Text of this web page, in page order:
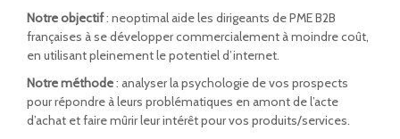
Notre objectif: neoptimal aide les dirigeants de PME B2B
françaises à se développer commercialement à moindre coût,
en utilisant pleinement le potentiel d’internet.
Notre méthode: analyser la psychologie de vos prospects
pour répondre à leurs problématiques en amont de l’acte
d’achat et faire mûrir leur intérêt pour vos produits/services.